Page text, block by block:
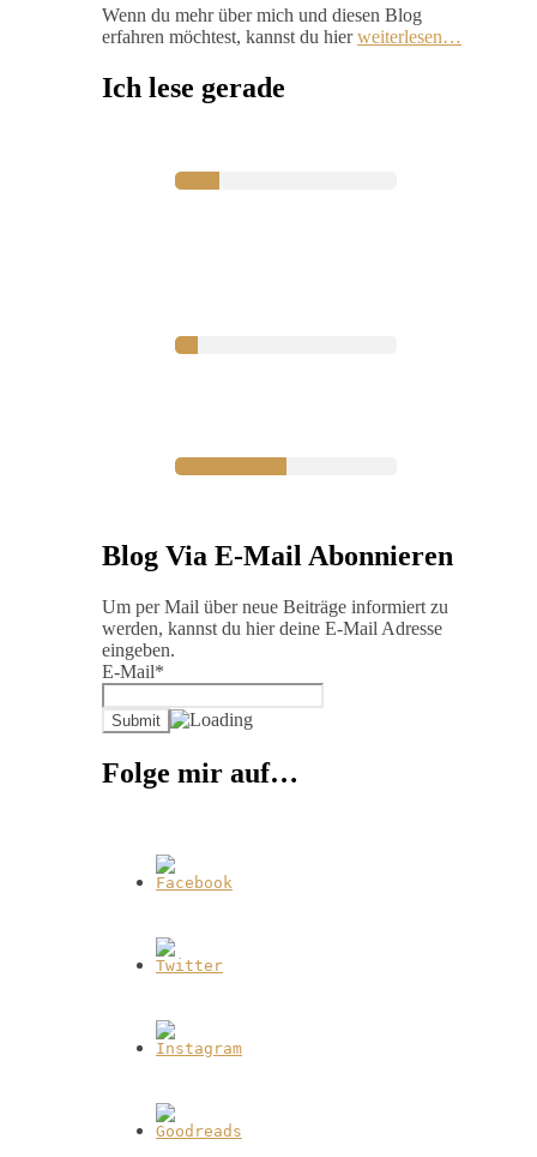
Wenn du mehr über mich und diesen Blog
erfahren möchtest, kannst du hierweiterlesen…
Ich lese gerade
Blog Via E-Mail Abonnieren
Um per Mail über neue Beiträge informiert zu
werden, kannst du hier deine E-Mail Adresse
eingeben.
E-Mail*
Folge mir auf…